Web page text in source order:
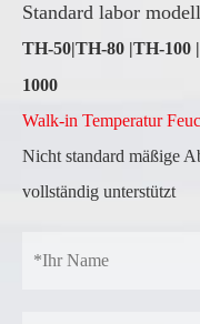
Standard labor
TH-50|TH-80 |TH-100
1000
Walk-in Temperatur
Nicht standard mäßige
vollständig unterstützt